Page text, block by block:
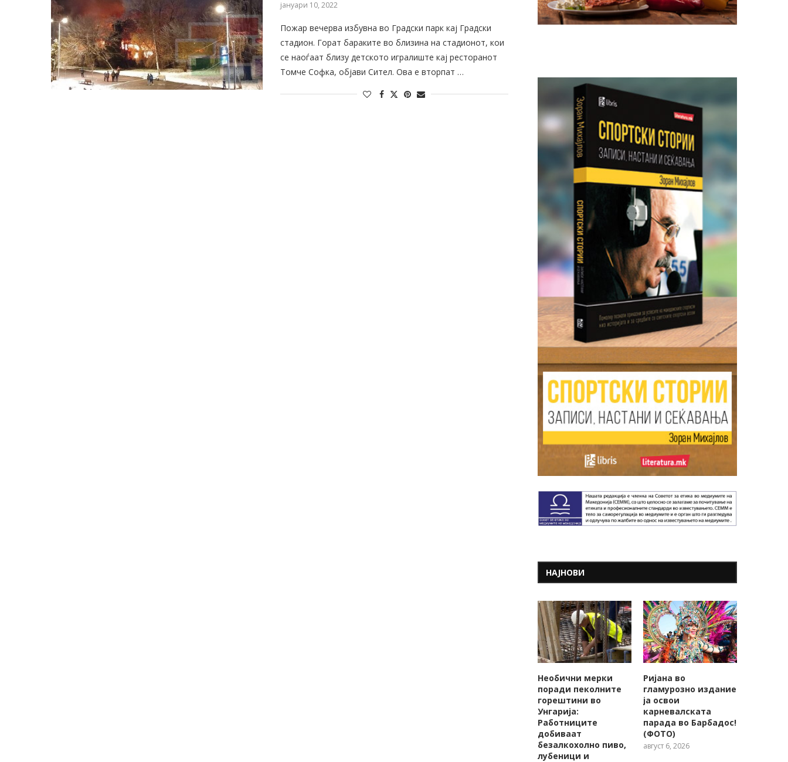
јануари 10, 2022
Пожар вечерва избувна во Градски парк кај Градски
стадион. Горат баракитe во близина на стадионот, кои
се наоѓаат близу детското игралиште кај ресторанот
Томче Софка, објави Сител. Ова е вторпат …
НАЈНОВИ
Необични мерки
поради пеколните
горештини во
Унгарија:
Работниците
добиваат
безалкохолно пиво,
лубеници и
Ријана во
гламурозно издание
ја освои
карневалската
парада во Барбадос!
(ФОТО)
август 6, 2026